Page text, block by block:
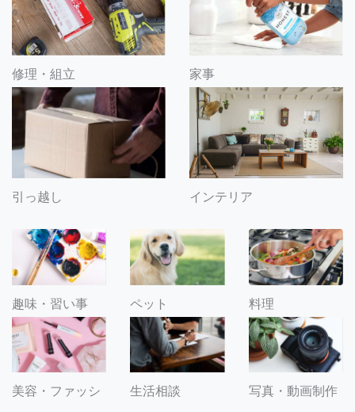
修理・組立 家事
引っ越し インテリア
趣味・習い事 ペット 料理
美容・ファッシ
生活相談 写真・動画制作